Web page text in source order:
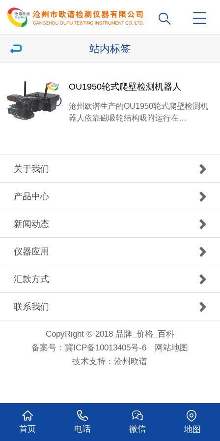
站内标签
OU1950轮式爬壁检测机器人
沧州欧谱生产的OU1950轮式爬壁检测机
器人依靠磁吸轮结构吸附运行在…
关于我们
产品中心
新闻动态
仪器应用
汇款方式
联系我们
CopyRight © 2018 品牌_价格_百科
备案号：冀ICP备10013405号-6
网站地图
技术支持：沧州欧谱
首页 电话 微信 地图